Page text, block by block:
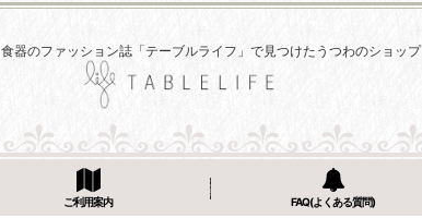
食器のファッション誌「テーブルライフ」で見つけたうつわのショップ
ご利用案内 FAQ(よくある質問)